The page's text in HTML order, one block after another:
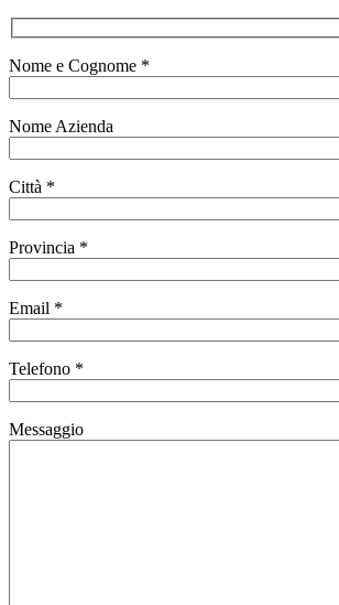
Nome e Cognome *
Nome Azienda
Città *
Provincia *
Email *
Telefono *
Messaggio